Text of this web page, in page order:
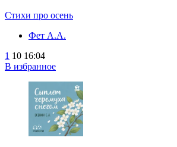
Стихи про осень
Фет А.А.
1 10 16:04
В избранное